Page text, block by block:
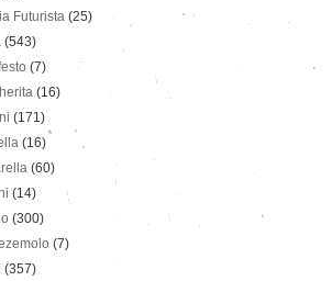
Futurista (25)
(543)
(7)
(16)
(171)
(16)
(60)
(14)
(300)
(7)
(357)